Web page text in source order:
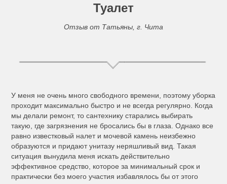
Туалет
Отзыв от Татьяны, г. Чита
У меня не очень много свободного времени, поэтому уборка
проходит максимально быстро и не всегда регулярно. Когда
мы делали ремонт, то сантехнику старались выбирать
такую, где загрязнения не бросались бы в глаза. Однако все
равно известковый налет и мочевой камень неизбежно
образуются и придают унитазу неряшливый вид. Такая
ситуация вынудила меня искать действительно
эффективное средство, которое за минимальный срок и
практически без моего участия избавлялось бы от этого